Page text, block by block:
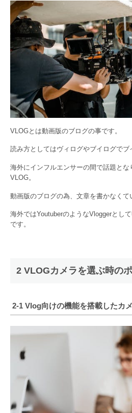
VLOGとは動画版のブログの事です。
読み方としてはヴィログやブイログでブ
海外にインフルエンサーの間で話題と
VLOG。
動画版のブログの為、文章を書かなくて
海外ではYoutuberのようなVloggerとし
です。
2 VLOGカメラを選ぶ時の
2-1 Vlog向けの機能を搭載したカ